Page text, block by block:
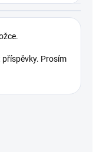
Prosím